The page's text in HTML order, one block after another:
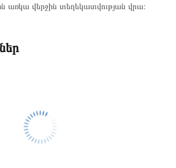
վերջին տեղեկատվության վրա։